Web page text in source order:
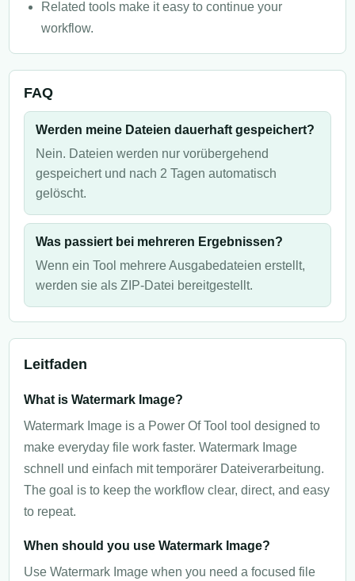
Related tools make it easy to continue your
workflow.
FAQ
Werden meine Dateien dauerhaft gespeichert?
Nein. Dateien werden nur vorübergehend
gespeichert und nach 2 Tagen automatisch
gelöscht.
Was passiert bei mehreren Ergebnissen?
Wenn ein Tool mehrere Ausgabedateien erstellt,
werden sie als ZIP-Datei bereitgestellt.
Leitfaden
What is Watermark Image?
Watermark Image is a Power Of Tool tool designed to
make everyday file work faster. Watermark Image
schnell und einfach mit temporärer Dateiverarbeitung.
The goal is to keep the workflow clear, direct, and easy
to repeat.
When should you use Watermark Image?
Use Watermark Image when you need a focused file